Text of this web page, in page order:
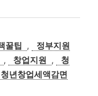
꿀팁 ,
정부지원
, 창업지원 ,
청
청년창업세액감면